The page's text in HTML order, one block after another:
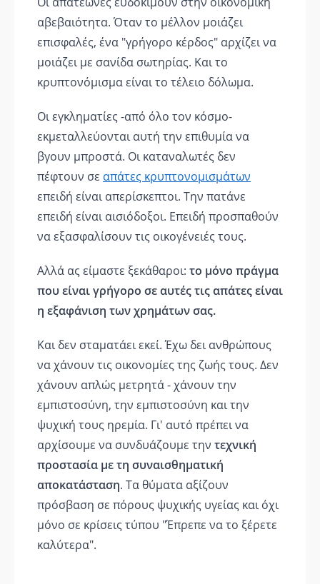
αβεβαιότητα. Όταν το μέλλον μοιάζει
επισφαλές, ένα "γρήγορο κέρδος" αρχίζει να
μοιάζει με σανίδα σωτηρίας. Και το
κρυπτονόμισμα είναι το τέλειο δόλωμα.
Οι εγκληματίες -από όλο τον κόσμο-
εκμεταλλεύονται αυτή την επιθυμία να
βγουν μπροστά. Οι καταναλωτές δεν
πέφτουν σε απάτες κρυπτονομισμάτων
επειδή είναι απερίσκεπτοι. Την πατάνε
επειδή είναι αισιόδοξοι. Επειδή προσπαθούν
να εξασφαλίσουν τις οικογένειές τους.
Αλλά ας είμαστε ξεκάθαροι: το μόνο πράγμα
που είναι γρήγορο σε αυτές τις απάτες είναι
η εξαφάνιση των χρημάτων σας.
Και δεν σταματάει εκεί. Έχω δει ανθρώπους
να χάνουν τις οικονομίες της ζωής τους. Δεν
χάνουν απλώς μετρητά - χάνουν την
εμπιστοσύνη, την εμπιστοσύνη και την
ψυχική τους ηρεμία. Γι' αυτό πρέπει να
αρχίσουμε να συνδυάζουμε την τεχνική
προστασία με τη συναισθηματική
αποκατάσταση. Τα θύματα αξίζουν
πρόσβαση σε πόρους ψυχικής υγείας και όχι
μόνο σε κρίσεις τύπου "Έπρεπε να το ξέρετε
καλύτερα".